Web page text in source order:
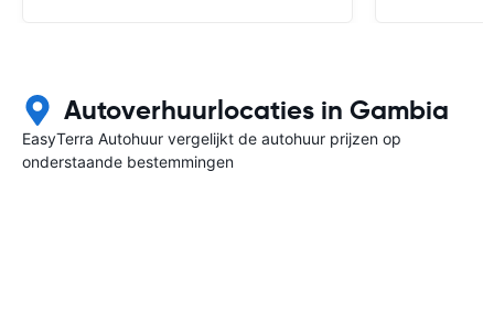
Autoverhuurlocaties in Gambia
EasyTerra Autohuur vergelijkt de autohuur prijzen op
onderstaande bestemmingen